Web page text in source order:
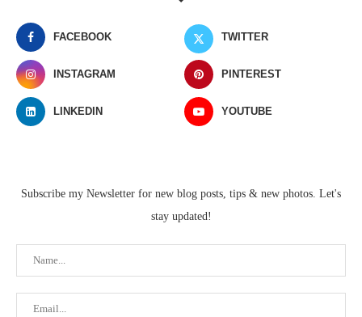
FACEBOOK TWITTER
INSTAGRAM PINTEREST
LINKEDIN YOUTUBE
Subscribe my Newsletter for new blog posts, tips & new photos. Let's
stay updated!